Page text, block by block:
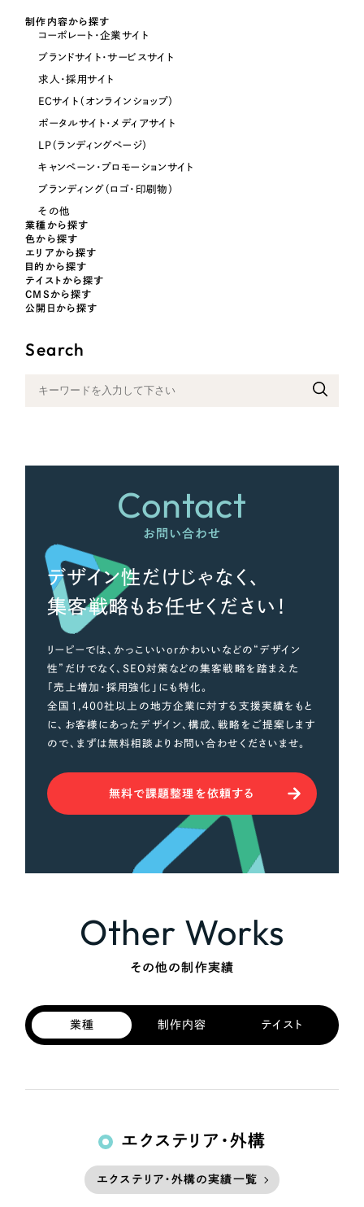
オレンジ・橙色
パープル・紫色
ピンク・桃色
カラフル・多色
制作内容から探す
コーポレート・企業サイト
ブランドサイト・サービスサイト
求人・採用サイト
ECサイト（オンラインショップ）
ポータルサイト・メディアサイト
LP（ランディングページ）
キャンペーン・プロモーションサイト
ブランディング（ロゴ・印刷物）
その他
業種から探す
色から探す
エリアから探す
目的から探す
テイストから探す
CMSから探す
公開日から探す
Search
Contact
お問い合わせ
デザイン性だけじゃなく、
集客戦略もお任せください！
リーピーでは、かっこいいorかわいいなどの“デザイン
性”だけでなく、SEO対策などの集客戦略を踏まえた
「売上増加・採用強化」にも特化。
全国1,400社以上の地方企業に対する支援実績をもと
に、お客様にあったデザイン、構成、戦略をご提案します
ので、まずは無料相談よりお問い合わせくださいませ。
無料で課題整理を依頼する
Other Works
その他の制作実績
業種 制作内容 テイスト
エクステリア・外構
エクステリア・外構の実績一覧